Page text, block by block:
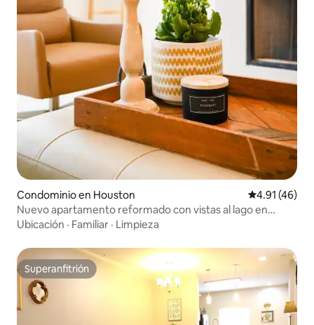
Condominio en Houston Calificación
4.91 (46)
Nuevo apartamento reformado con vistas al lago en
Energy Corridor
Ubicación · Familiar · Limpieza
Superanfitrión
Superanfitrión